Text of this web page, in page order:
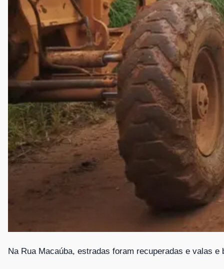
Na Rua Macaúba, estradas foram recuperadas e valas